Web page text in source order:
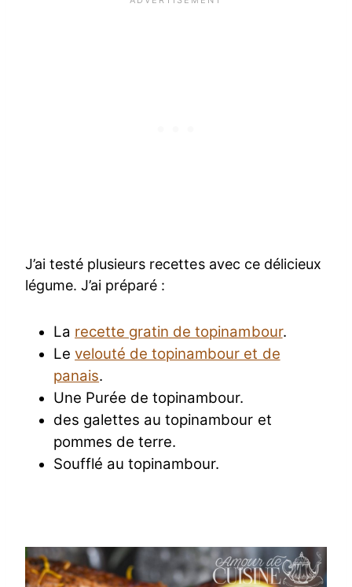
J’ai testé plusieurs recettes avec ce délicieux
légume. J’ai préparé :
La recette gratin de topinambour.
Levelouté de topinambour et de
panais.
Une Purée de topinambour.
des galettes au topinambour et
pommes de terre.
Soufflé au topinambour.